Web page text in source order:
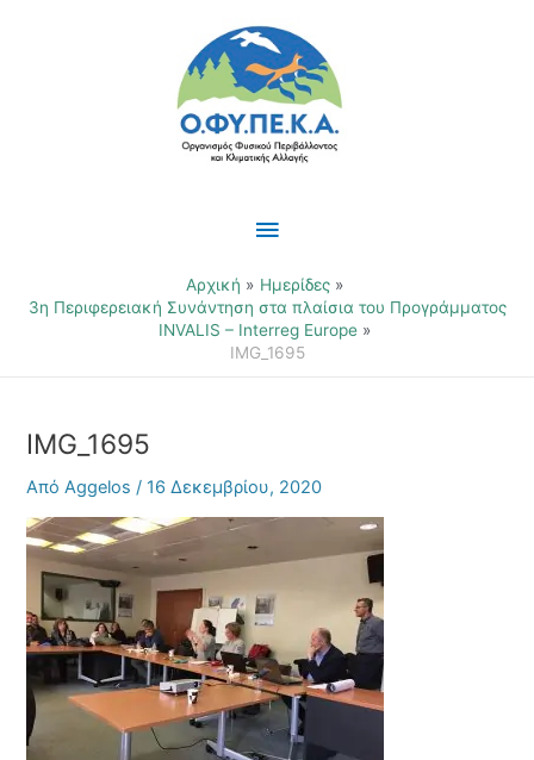
Κύριο
Μενού
Αρχική
Ημερίδες
3η Περιφερειακή Συνάντηση στα πλαίσια του Προγράμματος
INVALIS – Interreg Europe
IMG_1695
IMG_1695
ΑπόAggelos/16 Δεκεμβρίου, 2020